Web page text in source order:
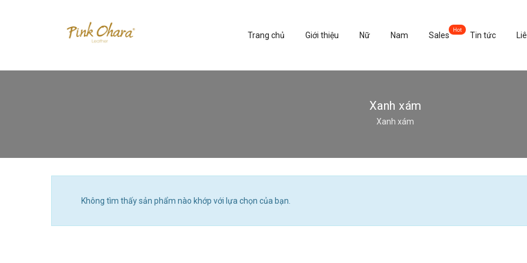
Trang chủ Giới thiệu Nữ Nam Sales Tin tức
Xanh xám
Xanh xám
Không tìm thấy sản phẩm nào khớp với lựa chọn của bạn.